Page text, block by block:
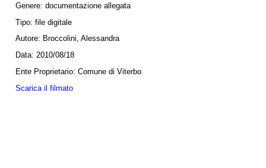
Genere: documentazione allegata
Tipo: file digitale
Autore: Broccolini, Alessandra
Data: 2010/08/18
Ente Proprietario: Comune di Viterbo
Scarica il filmato